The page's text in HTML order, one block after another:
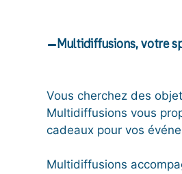
Multidiffusions, votre
Vous cherchez des
Multidiffusions vous
cadeaux pour vos
Multidiffusions